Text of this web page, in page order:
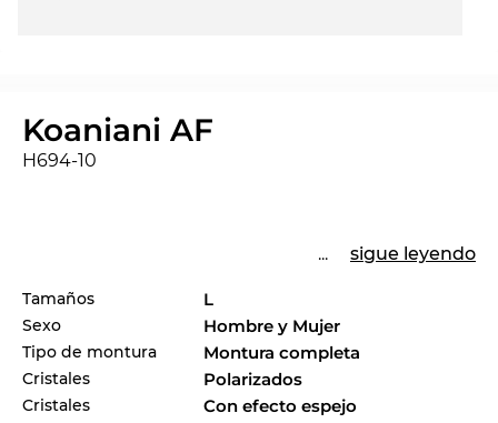
Koaniani AF
H694-10
... sigue leyendo
Tamaños L
Sexo Hombre y Mujer
Tipo de montura Montura completa
Cristales Polarizados
Cristales Con efecto espejo